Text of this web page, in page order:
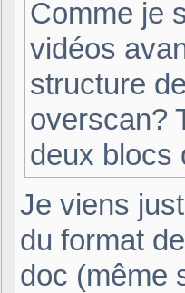
Comme je
vidéos
structure
overscan?
deux
Je viens
du format
doc (même